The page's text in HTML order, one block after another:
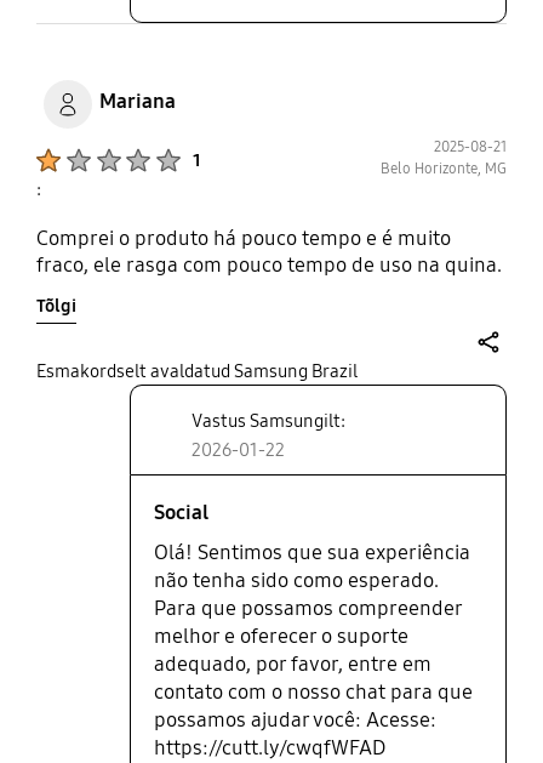
Mariana
1
2025-08-21
Belo Horizonte, MG
:
Comprei o produto há pouco tempo e é muito
fraco, ele rasga com pouco tempo de uso na quina.
Tõlgi
Esmakordselt avaldatud Samsung Brazil
Vastus Samsungilt:
2026-01-22
Social
Olá! Sentimos que sua experiência
não tenha sido como esperado.
Para que possamos compreender
melhor e oferecer o suporte
adequado, por favor, entre em
contato com o nosso chat para que
possamos ajudar você: Acesse:
https://cutt.ly/cwqfWFAD